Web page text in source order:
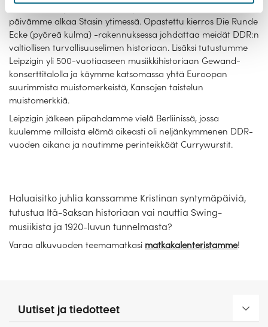
päivämme alkaa Stasin ytimessä. Opastettu kierros Die Runde
Ecke (pyöreä kulma) -rakennuksessa johdattaa meidät DDR:n
valtiollisen turvallisuuselimen historiaan. Lisäksi tutustumme
Leipzigin yli 500-vuotiaaseen musiikkihistoriaan Gewand-
konserttitalolla ja käymme katsomassa yhtä Euroopan
suurimmista muistomerkeistä, Kansojen taistelun
muistomerkkiä.
Leipzigin jälkeen piipahdamme vielä Berliinissä, jossa
kuulemme millaista elämä oikeasti oli neljänkymmenen DDR-
vuoden aikana ja nautimme perinteikkäät Currywurstit.
Haluaisitko juhlia kanssamme Kristinan syntymäpäiviä,
tutustua Itä-Saksan historiaan vai nauttia Swing-
musiikista ja 1920-luvun tunnelmasta?
Varaa alkuvuoden teemamatkasi matkakalenteristamme!
Uutiset ja tiedotteet